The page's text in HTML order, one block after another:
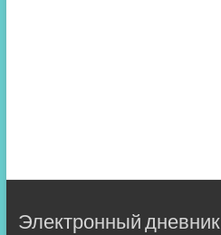
Электронный дневник